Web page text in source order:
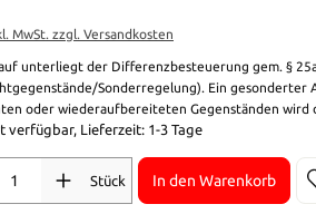
MwSt. zzgl. Versandkosten
unterliegt der Differenzbesteuerung gem. §
Sonderregelung). Ein gesonderter
oder wiederaufbereiteten Gegenständen wird
verfügbar, Lieferzeit: 1-3 Tage
Stück
In den Warenkorb